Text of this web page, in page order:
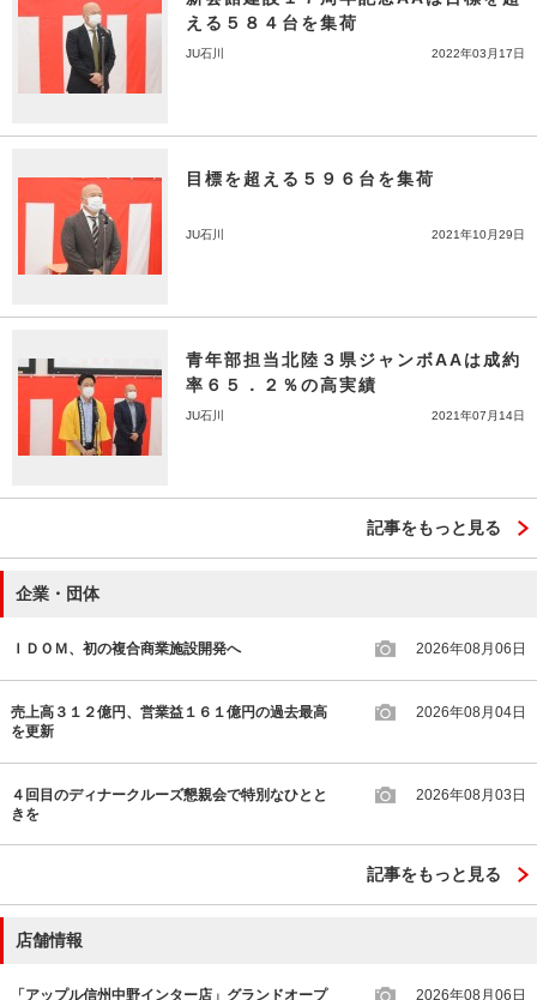
える５８４台を集荷
JU石川 2022年03月17日
目標を超える５９６台を集荷
JU石川 2021年10月29日
青年部担当北陸３県ジャンボAAは成約
率６５．２％の高実績
JU石川 2021年07月14日
記事をもっと見る
企業・団体
ＩＤＯＭ、初の複合商業施設開発へ 2026年08月06日
売上高３１２億円、営業益１６１億円の過去最高
を更新
2026年08月04日
４回目のディナークルーズ懇親会で特別なひとと
きを
2026年08月03日
記事をもっと見る
店舗情報
「アップル信州中野インター店」グランドオープ
2026年08月06日